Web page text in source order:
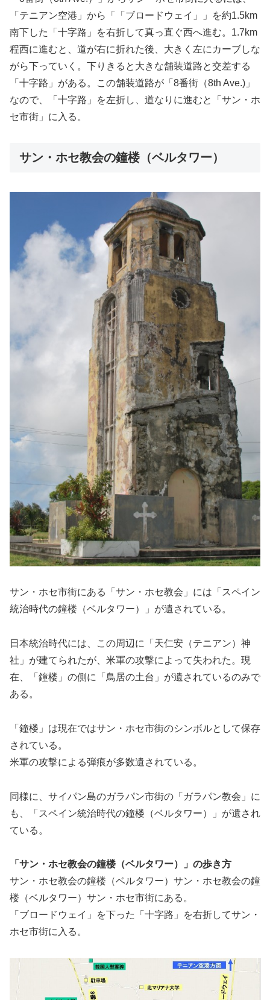
「テニアン空港」から「「ブロードウェイ」」を約1.5km
南下した「十字路」を右折して真っ直ぐ西へ進む。1.7km
程西に進むと、道が右に折れた後、大きく左にカーブしな
がら下っていく。下りきると大きな舗装道路と交差する
「十字路」がある。この舗装道路が「8番街（8th Ave.)」
なので、「十字路」を左折し、道なりに進むと「サン・ホ
セ市街」に入る。
サン・ホセ教会の鐘楼（ベルタワー）
サン・ホセ市街にある「サン・ホセ教会」には「スペイン
統治時代の鐘楼（ベルタワー）」が遺されている。
日本統治時代には、この周辺に「天仁安（テニアン）神
社」が建てられたが、米軍の攻撃によって失われた。現
在、「鐘楼」の側に「鳥居の土台」が遺されているのみで
ある。
「鐘楼」は現在ではサン・ホセ市街のシンボルとして保存
されている。
米軍の攻撃による弾痕が多数遺されている。
同様に、サイパン島のガラパン市街の「ガラパン教会」に
も、「スペイン統治時代の鐘楼（ベルタワー）」が遺され
ている。
「サン・ホセ教会の鐘楼（ベルタワー）」の歩き方
サン・ホセ教会の鐘楼（ベルタワー）サン・ホセ教会の鐘
楼（ベルタワー）サン・ホセ市街にある。
「ブロードウェイ」を下った「十字路」を右折してサン・
ホセ市街に入る。